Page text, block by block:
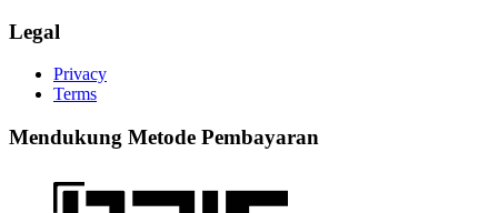
Legal
Privacy
Terms
Mendukung Metode Pembayaran